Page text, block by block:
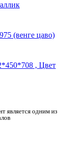
(венге цаво)
, Цвет
является одним из